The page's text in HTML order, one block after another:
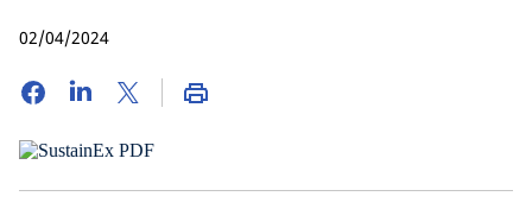
02/04/2024